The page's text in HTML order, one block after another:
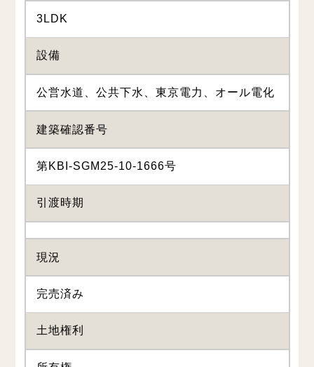
3LDK
設備
公営水道、公共下水、東京電力、オール電化
建築確認番号
第KBI-SGM25-10-1666号
引渡時期
現況
完売済み
土地権利